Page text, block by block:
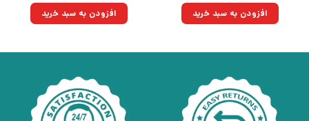
۵۵۰,۰۰۰تومان
بود.
۴۱۵,۲۵۰تومان.افزودن به سبد خرید ۱۸۰,۰۰۰تومان
بود.
۱۳۵,۹۰۰تومان.افزودن به سبد خرید